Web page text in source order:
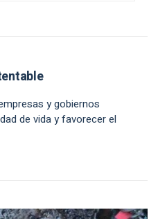
y gobiernos
de vida y favorecer el